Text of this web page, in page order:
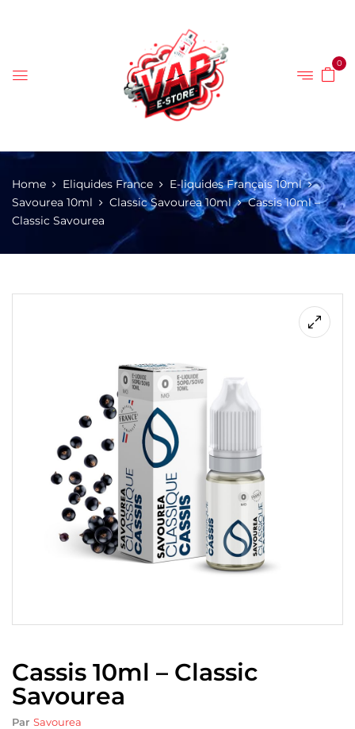
0
Home Eliquides France
E-liquides Français 10ml
Savourea 10ml
Classic Savourea 10ml
Cassis 10ml –
Classic Savourea
Cassis 10ml – Classic
Savourea
Par Savourea